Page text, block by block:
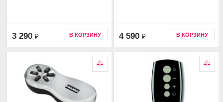
3 290 ₽ В КОРЗИНУ 4 590 ₽ В КОРЗИНУ